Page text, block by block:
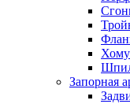
Запорная